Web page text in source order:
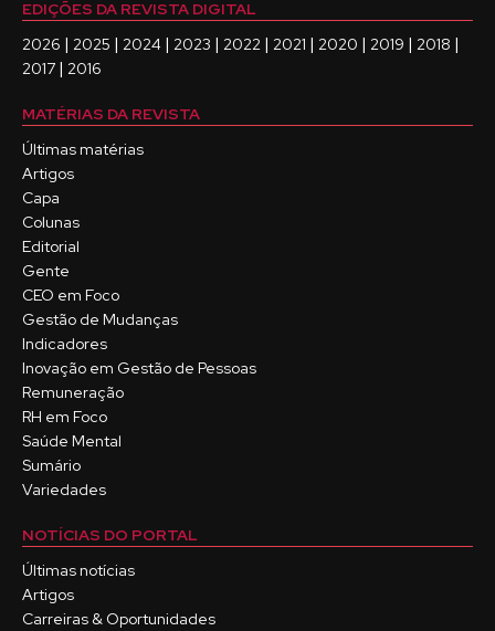
EDIÇÕES DA REVISTA DIGITAL
2026 | 2025 | 2024 | 2023 | 2022 | 2021 | 2020 | 2019 | 2018 |
2017 | 2016
MATÉRIAS DA REVISTA
Últimas matérias
Artigos
Capa
Colunas
Editorial
Gente
CEO em Foco
Gestão de Mudanças
Indicadores
Inovação em Gestão de Pessoas
Remuneração
RH em Foco
Saúde Mental
Sumário
Variedades
NOTÍCIAS DO PORTAL
Últimas notícias
Artigos
Carreiras & Oportunidades